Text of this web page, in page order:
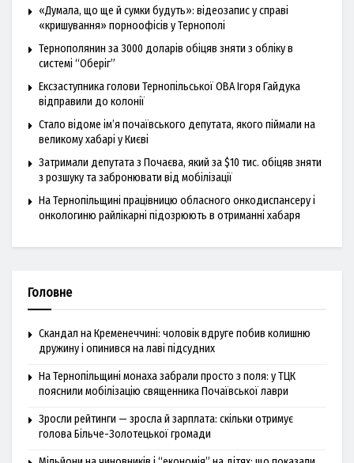
«Думала, що ще й сумки будуть»: відеозапис у справі
«кришування» порноофісів у Тернополі
Тернополянин за 3000 доларів обіцяв зняти з обліку в
системі “Оберіг”
Ексзаступника голови Тернопільської ОВА Ігоря Гайдука
відправили до колонії
Стало відоме ім’я почаївського депутата, якого піймали на
великому хабарі у Києві
Затримали депутата з Почаєва, який за $10 тис. обіцяв зняти
з розшуку та забронювати від мобілізації
На Тернопільщині працівницю обласного онкодиспансеру і
онкологиню райлікарні підозрюють в отриманні хабаря
Головне
Скандал на Кременеччині: чоловік вдруге побив колишню
дружину і опинився на лаві підсудних
На Тернопільщині монаха забрали просто з поля: у ТЦК
пояснили мобілізацію священника Почаївської лаври
Зросли рейтинги — зросла й зарплата: скільки отримує
голова Більче-Золотецької громади